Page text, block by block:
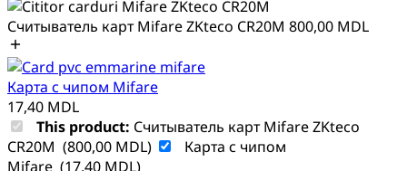
Считыватель карт Mifare ZKteco CR20M 800,00 MDL
Карта с чипом Mifare
17,40 MDL
This product: Считыватель карт Mifare ZKteco
CR20M (800,00 MDL)
Карта с чипом
Mifare (17,40 MDL)